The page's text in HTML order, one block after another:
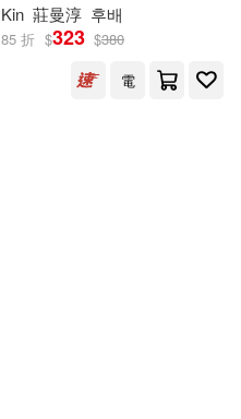
Kin 莊曼淳 후배
85 折 $323 $380
電